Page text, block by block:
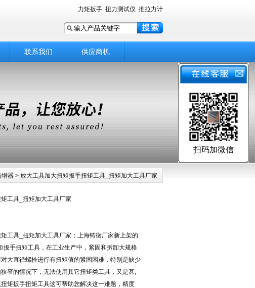
力矩扳手 扭力测试仪 推拉力计
联系我们 供应商机
增器 > 放大工具加大扭矩扳手扭矩工具_扭矩加大工具厂家
工具_扭矩加大工具厂家
工具_扭矩加大工具厂家；上海铸衡厂家新上架的
扳手扭矩工具，在工业生产中，紧固和拆卸大规格
大直径螺栓进行有扭矩值的紧固困难，特别是缺少
窄的情况下，无法使用其它扭矩类工具，又是甚,
矩扳手扭矩工具这可帮助您解决这一难题，精度
扫码加微信